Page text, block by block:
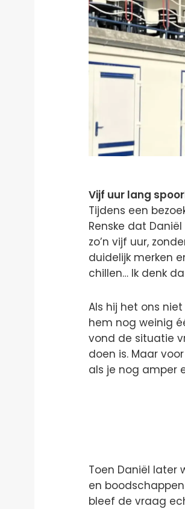
Vijf uur lang
Tijdens een
Renske dat
zo’n vijf uur,
duidelijk merken
chillen… Ik denk
Als hij het ons
hem nog weinig
vond de situatie
doen is. Maar
als je nog amper
Toen Daniël later
en
bleef de vraag